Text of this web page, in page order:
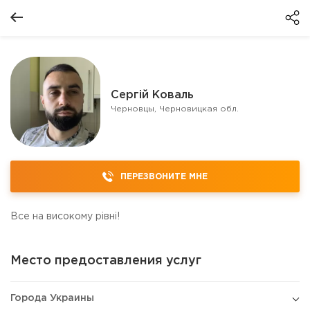
Сергій Коваль
Черновцы, Черновицкая обл.
ПЕРЕЗВОНИТЕ МНЕ
Все на високому рівні!
Место предоставления услуг
Города Украины